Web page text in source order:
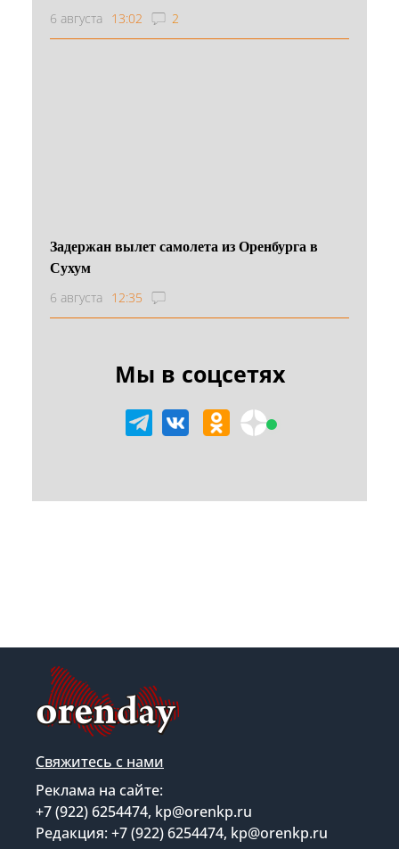
6 августа 13:02 2
Задержан вылет самолета из Оренбурга в
Сухум
6 августа 12:35
Мы в соцсетях
Свяжитесь с нами
Реклама на сайте:
+7 (922) 6254474, kp@orenkp.ru
Редакция: +7 (922) 6254474, kp@orenkp.ru